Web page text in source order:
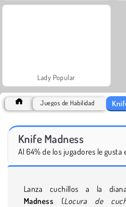
Lady Popular
Juegos de Habilidad
Knife Madness
Al 64% de los jugadores le gusta
Lanza cuchillos a la
Madness (Locura de